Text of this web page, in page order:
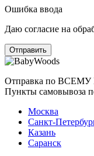
Ошибка ввода
Даю согласие на
Отправка по ВСЕМУ
Пункты самовывоза
Москва
Санкт-
Казань
Саранск